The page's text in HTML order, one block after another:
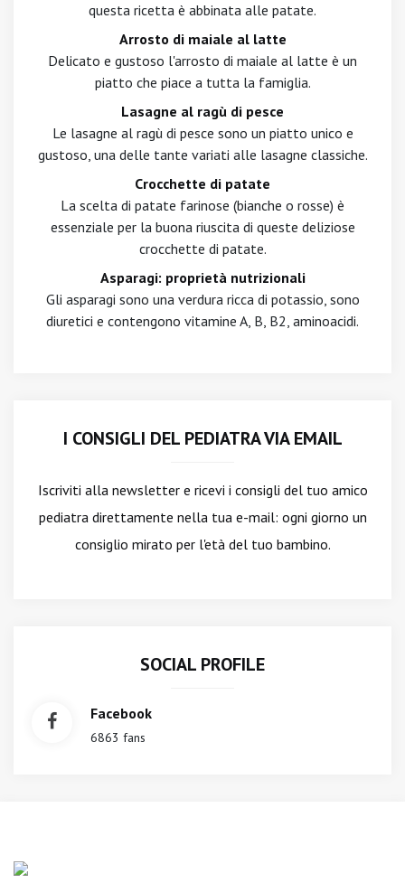
questa ricetta è abbinata alle patate.
Arrosto di maiale al latte
Delicato e gustoso l'arrosto di maiale al latte è un
piatto che piace a tutta la famiglia.
Lasagne al ragù di pesce
Le lasagne al ragù di pesce sono un piatto unico e
gustoso, una delle tante variati alle lasagne classiche.
Crocchette di patate
La scelta di patate farinose (bianche o rosse) è
essenziale per la buona riuscita di queste deliziose
crocchette di patate.
Asparagi: proprietà nutrizionali
Gli asparagi sono una verdura ricca di potassio, sono
diuretici e contengono vitamine A, B, B2, aminoacidi.
I CONSIGLI DEL PEDIATRA VIA EMAIL
Iscriviti alla newslettere ricevi i consigli del tuo amico
pediatra direttamente nella tua e-mail: ogni giorno un
consiglio mirato per l'età del tuo bambino.
SOCIAL PROFILE
Facebook
6863 fans